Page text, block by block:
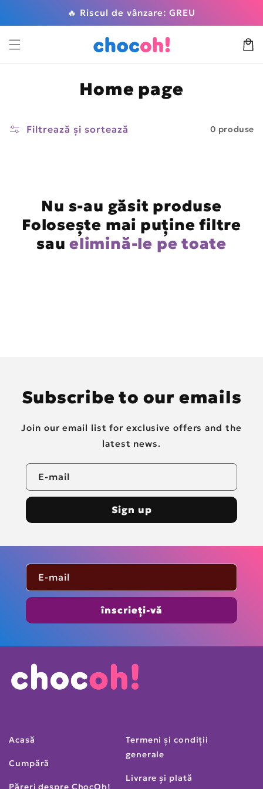
🔥 Riscul de vânzare: GREU
Coș
C
l
i
e
Home page
Filtrează și sortează 0 produse
Nu s-au găsit produse
Folosește mai puține filtre
sauelimină-le pe toate
Subscribe to our emails
Join our email list for exclusive offers and the
latest news.
E-mail
Sign up
E-mail
înscrieți-vă
Acasă
Cumpără
Păreri despre ChocOh!
Termeni și condiții
generale
Livrare și plată